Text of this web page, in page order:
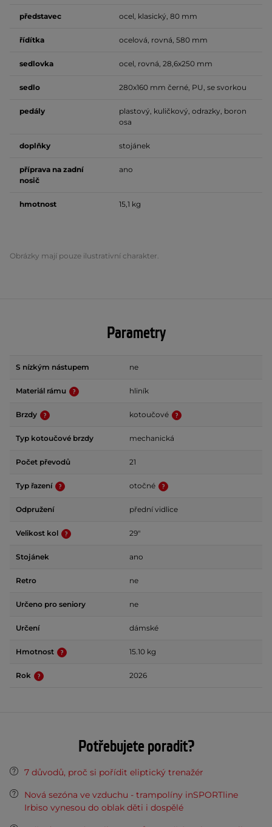
představec ocel, klasický, 80 mm
řídítka ocelová, rovná, 580 mm
sedlovka ocel, rovná, 28,6x250 mm
sedlo 280x160 mm černé, PU, se svorkou
pedály
plastový, kuličkový, odrazky, boron
osa
doplňky stojánek
příprava na zadní
nosič
ano
hmotnost 15,1 kg
Obrázky mají pouze ilustrativní charakter.
Parametry
S nízkým nástupem ne
Materiál rámu hliník
Brzdy kotoučové
Typ kotoučové brzdy mechanická
Počet převodů 21
Typ řazení otočné
Odpružení přední vidlice
Velikost kol 29"
Stojánek ano
Retro ne
Určeno pro seniory ne
Určení dámské
Hmotnost 15.10 kg
Rok 2026
Potřebujete poradit?
7 důvodů, proč si pořídit eliptický trenažér
Nová sezóna ve vzduchu - trampolíny inSPORTline
Irbiso vynesou do oblak děti i dospělé